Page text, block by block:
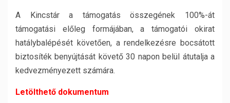
A Kincstár a támogatás összegének 100%-át
támogatási előleg formájában, a támogatói okirat
hatálybalépését követően, a rendelkezésre bocsátott
biztosíték benyújtását követő 30 napon belül átutalja a
kedvezményezett számára.
Letölthető dokumentum